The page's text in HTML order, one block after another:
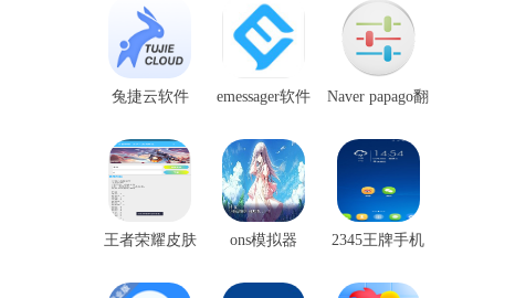
兔捷云软件 emessager软件
Naver papago翻
王者荣耀皮肤
ons模拟器
2345王牌手机